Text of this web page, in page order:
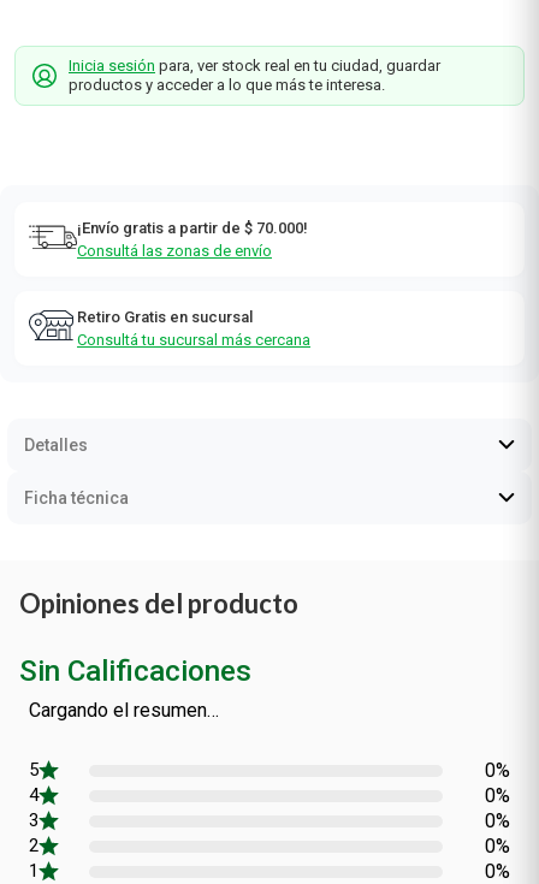
Inicia sesión para, ver stock real en tu ciudad, guardar
productos y acceder a lo que más te interesa.
¡Envío gratis a partir de $ 70.000!
Consultá las zonas de envío
Retiro Gratis en sucursal
Consultá tu sucursal más cercana
Detalles
Ficha técnica
Opiniones del producto
Sin Calificaciones
Cargando el resumen…
0%
0%
0%
0%
0%